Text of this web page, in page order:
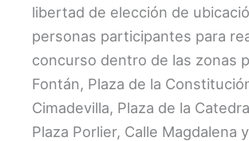
libertad de elección de
personas participantes para
concurso dentro de las zonas
Fontán, Plaza de la
Cimadevilla, Plaza de la
Plaza Porlier, Calle Magdalena